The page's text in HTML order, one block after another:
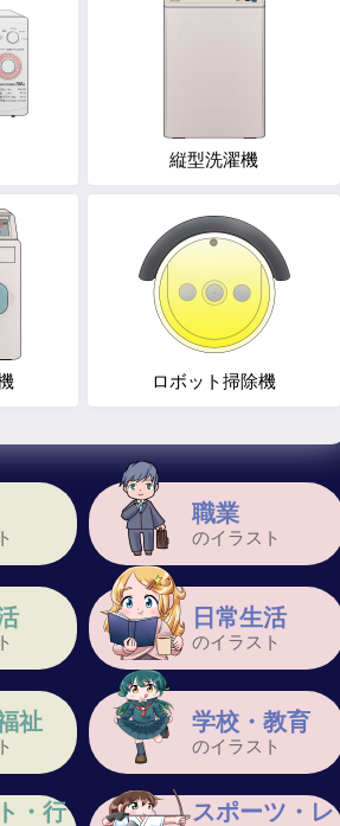
職業
のイラスト
日常生活
のイラスト
祉 学校・教育
のイラスト
・行
スポーツ・レ
縦型洗濯機
ロボット掃除機